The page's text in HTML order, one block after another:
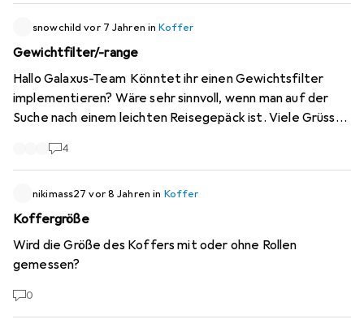
letzte Reise gewesen ist in ein eher unsicheres Land
frage ich euch um Rat: Welche Produkte soll ich alles
snowchild vor 7 Jahren inKoffer
Gewichtfilter/-range
Hallo Galaxus-Team Könntet ihr einen Gewichtsfilter
implementieren? Wäre sehr sinnvoll, wenn man auf der
Suche nach einem leichten Reisegepäck ist. Viele Grüsse
4
nikimass27 vor 8 Jahren in Koffer
Koffergröße
Wird die Größe des Koffers mit oder ohne Rollen
gemessen?
0